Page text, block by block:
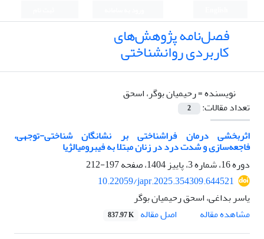
فصل‌نامه پژوهش‌های
کاربردی روانشناختی
نویسنده =رحیمیان بوگر، اسحق
تعداد مقالات:
2
اثربخشی درمان فراشناختی بر نشانگان شناختی-توجهی،
فاجعه‌سازی و شدت درد در زنان مبتلا به فیبرومیالژیا
دوره 16، شماره 3، پاییز 1404، صفحه
197-212
10.22059/japr.2025.354309.644521
یاسر بداغی، اسحق رحیمیان بوگر
مشاهده مقاله
اصل مقاله 837.97 K